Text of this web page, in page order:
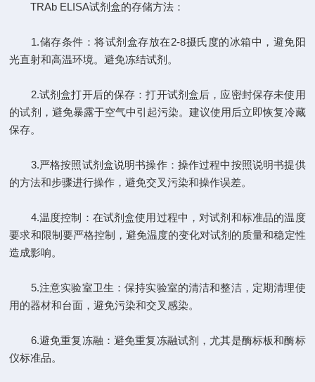
TRAb ELISA试剂盒的存储方法：
1.储存条件：将试剂盒存放在2-8摄氏度的冰箱中，避免阳
光直射和高温环境。避免冻结试剂。
2.试剂盒打开后的保存：打开试剂盒后，应密封保存未使用
的试剂，避免暴露于空气中引起污染。建议使用后立即恢复冷藏
保存。
3.严格按照试剂盒说明书操作：操作过程中按照说明书提供
的方法和步骤进行操作，避免交叉污染和操作误差。
4.温度控制：在试剂盒使用过程中，对试剂和标准品的温度
要求和限制要严格控制，避免温度的变化对试剂的质量和稳定性
造成影响。
5.注意实验室卫生：保持实验室的清洁和整洁，定期清理使
用的器材和台面，避免污染和交叉感染。
6.避免重复冻融：避免重复冻融试剂，尤其是酶标板和酶标
仪标准品。